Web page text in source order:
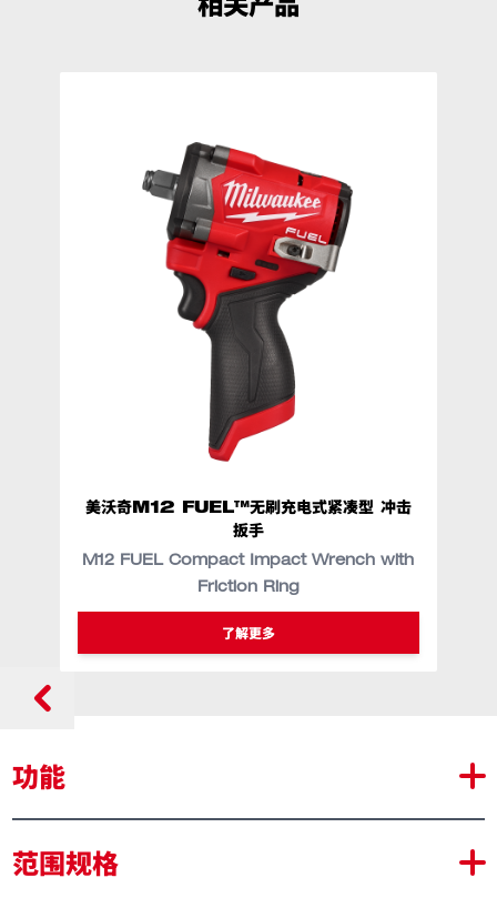
美沃奇M12 FUEL™无刷充电式紧凑型 冲击
扳手
M12 FUEL Compact Impact Wrench with
Friction Ring
了解更多
功能
和气动扳手
范围规格